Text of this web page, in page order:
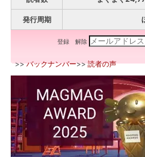
発行周期
登録 解除
>>バックナンバー>>読者の声